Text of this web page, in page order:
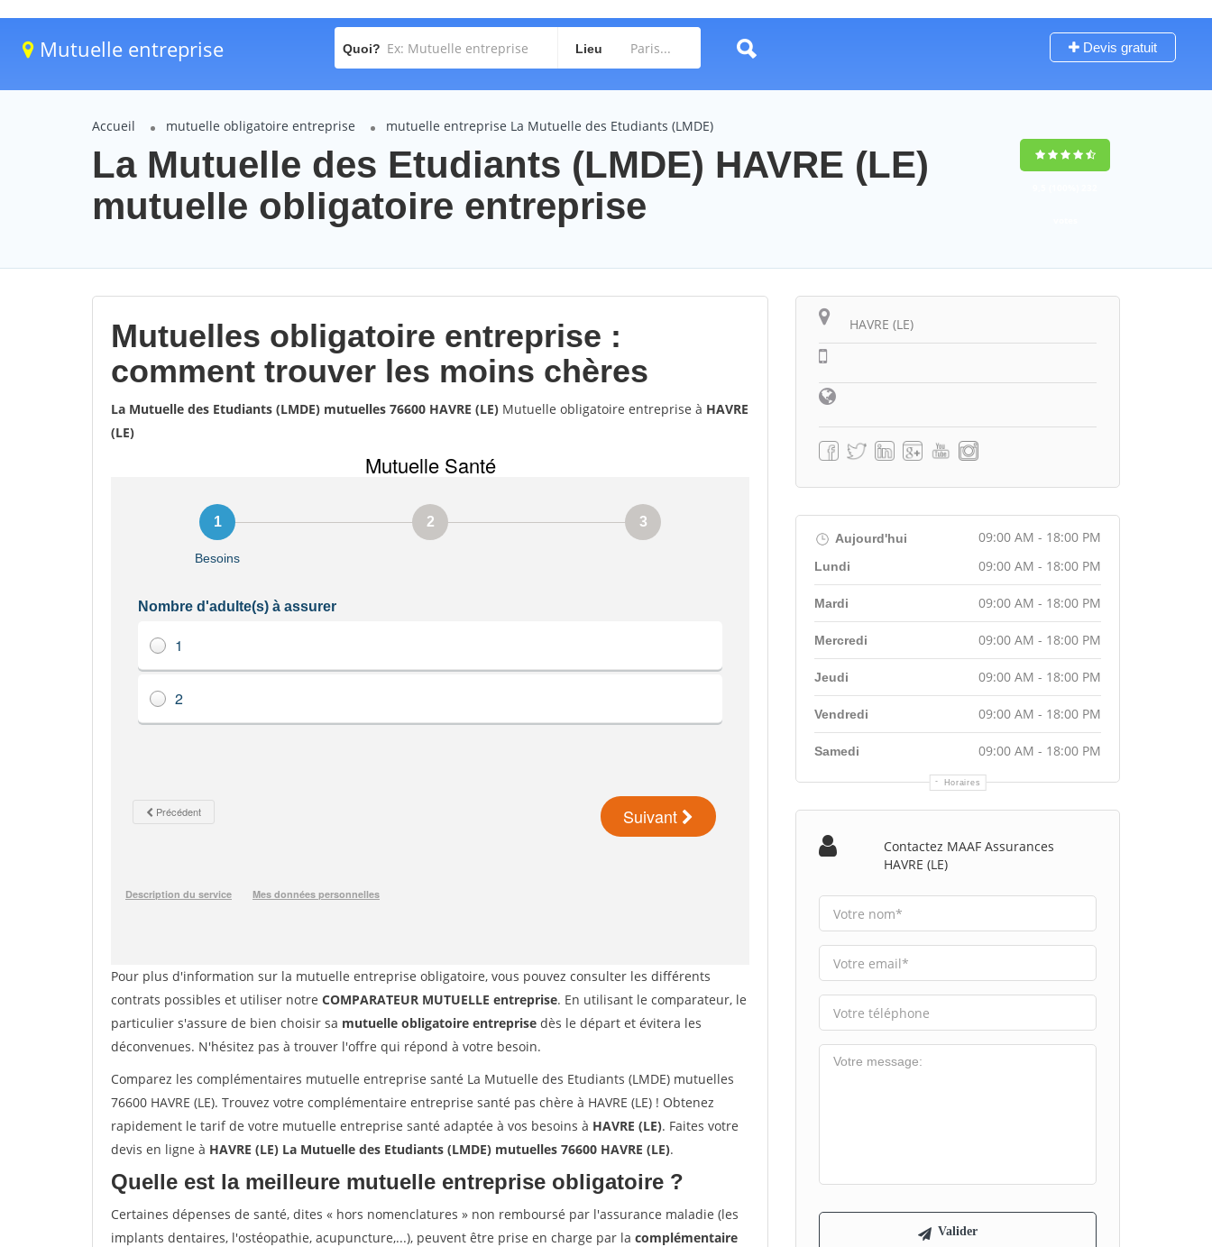
Mutuelle entreprise Quoi? Lieu Devis gratuit
Accueil mutuelle obligatoire entreprise mutuelle entreprise La Mutuelle des Etudiants (LMDE)
La Mutuelle des Etudiants (LMDE) HAVRE (LE)
mutuelle obligatoire entreprise
Mutuelles obligatoire entreprise :
comment trouver les moins chères
La Mutuelle des Etudiants (LMDE) mutuelles 76600 HAVRE (LE) Mutuelle obligatoire entreprise à HAVRE
(LE)
Pour plus d'information sur la mutuelle entreprise obligatoire, vous pouvez consulter les différents
contrats possibles et utiliser notre COMPARATEUR MUTUELLE entreprise. En utilisant le comparateur, le
particulier s'assure de bien choisir sa mutuelle obligatoire entreprise dès le départ et évitera les
déconvenues. N'hésitez pas à trouver l'offre qui répond à votre besoin.
Comparez les complémentaires mutuelle entreprise santé La Mutuelle des Etudiants (LMDE) mutuelles
76600 HAVRE (LE). Trouvez votre complémentaire entreprise santé pas chère à HAVRE (LE) ! Obtenez
rapidement le tarif de votre mutuelle entreprise santé adaptée à vos besoins à HAVRE (LE). Faites votre
devis en ligne à HAVRE (LE) La Mutuelle des Etudiants (LMDE) mutuelles 76600 HAVRE (LE).
Quelle est la meilleure mutuelle entreprise obligatoire ?
Certaines dépenses de santé, dites « hors nomenclatures » non remboursé par l'assurance maladie (les
implants dentaires, l'ostéopathie, acupuncture,...), peuvent être prise en charge par la complémentaire
HAVRE (LE)
Aujourd'hui 09:00 AM - 18:00 PM
Horaires
Lundi 09:00 AM - 18:00 PM
Mardi 09:00 AM - 18:00 PM
Mercredi 09:00 AM - 18:00 PM
Jeudi 09:00 AM - 18:00 PM
Vendredi 09:00 AM - 18:00 PM
Samedi 09:00 AM - 18:00 PM
Contactez MAAF Assurances
HAVRE (LE)